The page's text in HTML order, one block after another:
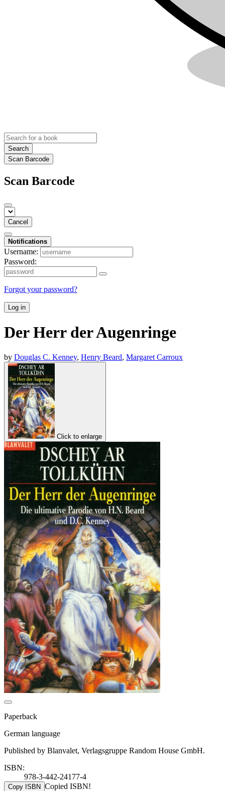
Search
Scan Barcode
Scan Barcode
Cancel
Notifications
Username:
Password:
Forgot your password?
Log in
Der Herr der Augenringe
by Douglas C. Kenney, Henry Beard, Margaret Carroux
Click to enlarge
Paperback
German language
Published by Blanvalet, Verlagsgruppe Random House GmbH.
ISBN:
978-3-442-24177-4
Copy ISBN Copied ISBN!